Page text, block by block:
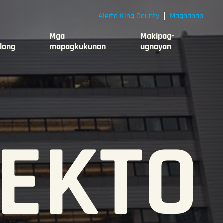
Mga
mapagkukunan
Makipag-
ugnayan
Alerto King County Maghanap